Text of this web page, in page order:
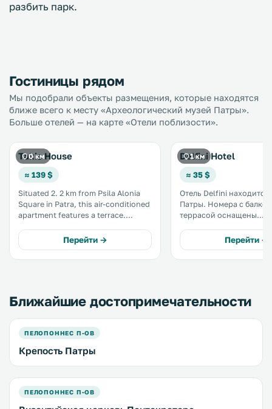
разбить парк.
Гостиницы рядом
Мы подобрали объекты размещения, которые находятся
ближе всего к месту «Археологический музей Патры».
Больше отелей — на карте «Отели поблизости».
0 км
Takis House
≈ 139 $
Situated 2. 2 km from Psila Alonia
Square in Patra, this air-conditioned
apartment features a terrace.
private parking available on site.
The unit is fitted with a kitchen. .
Перейти →
1 км
Delfini Hotel
≈ 35 $
Отель Delfini находится
Патры. Номера с балконом или
террасой оснащены
круглосуточная стойка
регистрации, снэк-бар
Перейти →
Ближайшие достопримечательности
ПЕЛОПОННЕС П-ОВ
Крепость Патры
ПЕЛОПОННЕС П-ОВ